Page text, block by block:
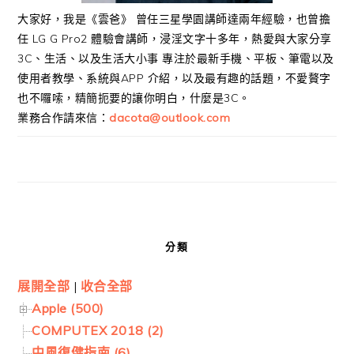
大家好，我是《雲爸》 曾任三星學園講師達兩年經驗，也曾擔
任 LG G Pro2 體驗會講師，浸淫文字十多年，熱愛與大家分享
3C、生活、以及生活大小事 專注於最新手機、平板、筆電以及
使用者教學、系統與APP 介紹，以及最有趣的話題，不愛贅字
也不囉嗦，精簡扼要的讓你明白，什麼是3C。
業務合作請來信： dacota@outlook.com
分類
展開全部 | 收合全部
Apple (500)
COMPUTEX 2018 (2)